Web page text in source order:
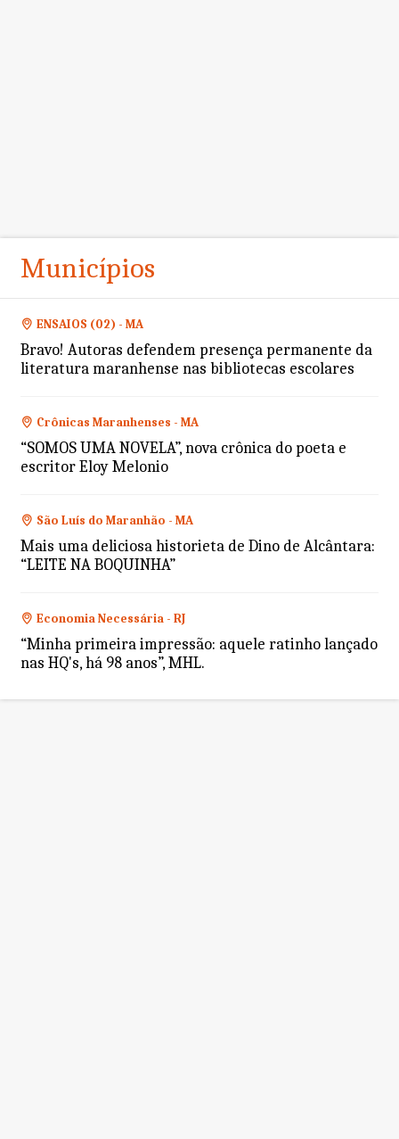
Municípios
ENSAIOS (02) - MA
Bravo! Autoras defendem presença permanente da
literatura maranhense nas bibliotecas escolares
Crônicas Maranhenses - MA
“SOMOS UMA NOVELA”, nova crônica do poeta e
escritor Eloy Melonio
São Luís do Maranhão - MA
Mais uma deliciosa historieta de Dino de Alcântara:
“LEITE NA BOQUINHA”
Economia Necessária - RJ
“Minha primeira impressão: aquele ratinho lançado
nas HQ's, há 98 anos”, MHL.